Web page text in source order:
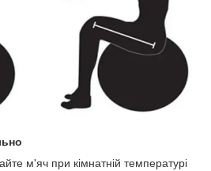
м'яч при кімнатній температурі